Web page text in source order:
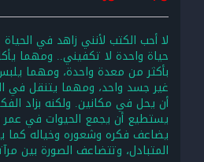
لا أحب الكتب لأنني زاهد في الحياة
حياة واحدة لا تكفيني.. ومهما يأكل
بأكثر من معدة واحدة، ومهما
غير جسد واحد، ومهما يتنقل في
أن يحل في مكانين. ولكنه بزاد الفكر
يستطيع أن يجمع الحيوات في عمر
يضاعف فكره وشعوره وخياله كما
المتبادل، وتتضاعف الصورة بين